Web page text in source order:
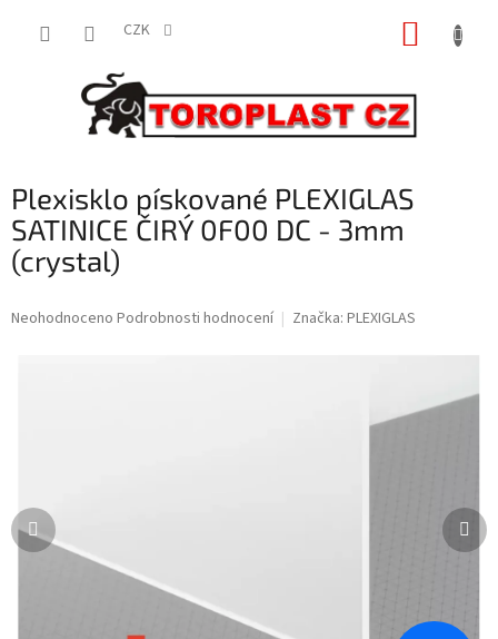
CZK
Plexisklo pískované PLEXIGLAS
SATINICE ČIRÝ 0F00 DC - 3mm
(crystal)
Průměrné
Neohodnoceno Podrobnosti hodnocení Značka: PLEXIGLAS